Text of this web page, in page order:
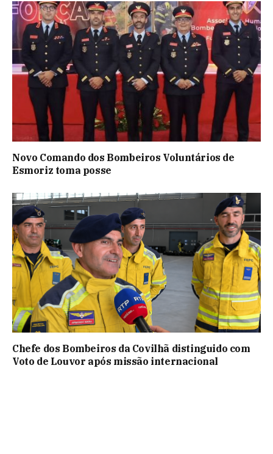
Novo Comando dos Bombeiros Voluntários de
Esmoriz toma posse
Chefe dos Bombeiros da Covilhã distinguido com
Voto de Louvor após missão internacional